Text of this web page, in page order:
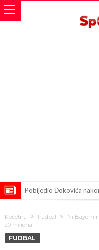
Pobijedio Đokovića
daleko”
Koliko traži PSG i koji je
Prva ponuda za Rafaela
Početna Fudbal
Ni Bayern
20 miliona!
FUDBAL